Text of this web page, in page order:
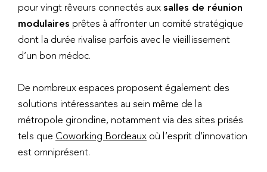
pour vingt rêveurs connectés aux salles de réunion
modulaires prêtes à affronter un comité stratégique
dont la durée rivalise parfois avec le vieillissement
d’un bon médoc.
De nombreux espaces proposent également des
solutions intéressantes au sein même de la
métropole girondine, notamment via des sites prisés
tels que Coworking Bordeaux où l’esprit d’innovation
est omniprésent.